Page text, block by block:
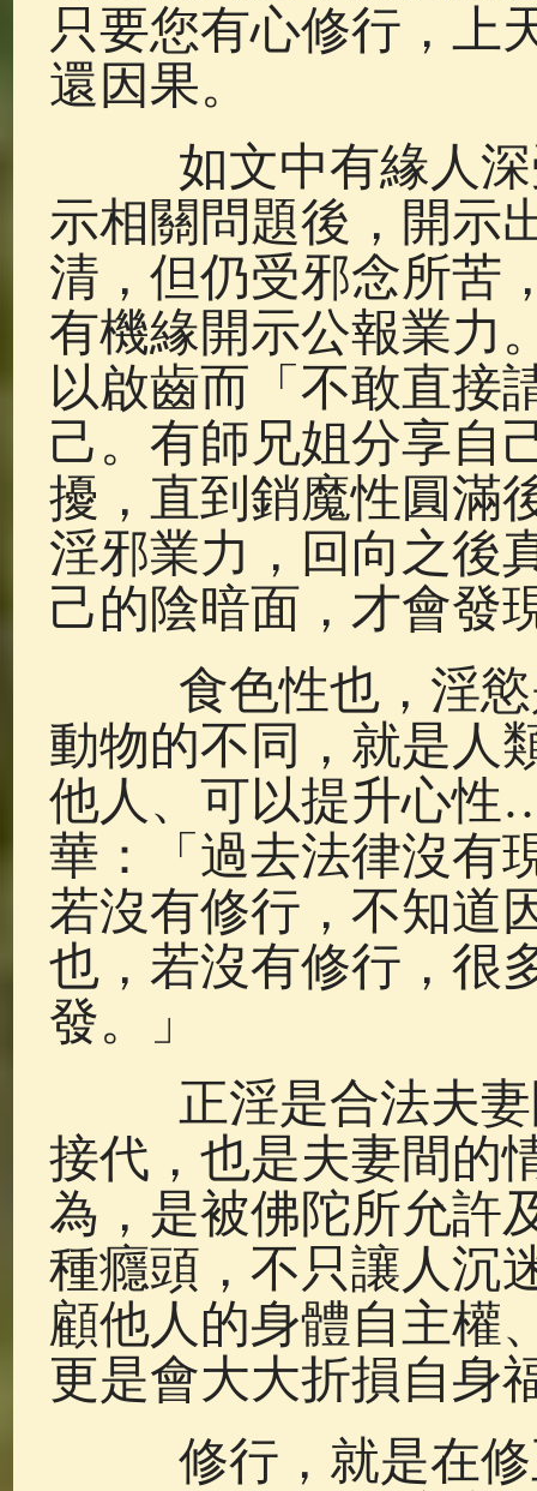
只要您有心修行，上
還因果。
如文中有緣人深
示相關問題後，開示
清，但仍受邪念所苦
有機緣開示公報業力
以啟齒而「不敢直接
己。有師兄姐分享自
擾，直到銷魔性圓滿
淫邪業力，回向之後
己的陰暗面，才會發
食色性也，淫慾
動物的不同，就是人
他人、可以提升心性
華：「過去法律沒有
若沒有修行，不知道
也，若沒有修行，很
發。」
正淫是合法夫妻
接代，也是夫妻間的
為，是被佛陀所允許
種癮頭，不只讓人沉
顧他人的身體自主權
更是會大大折損自身
修行，就是在修